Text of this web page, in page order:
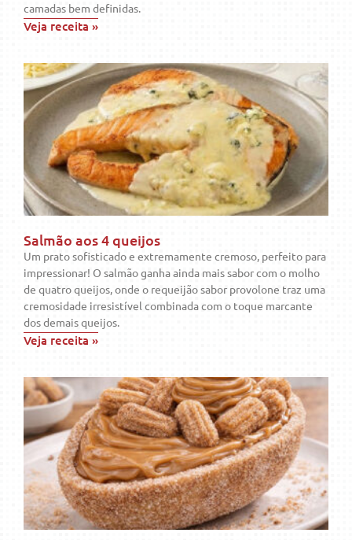
camadas bem definidas.
Veja receita »
Salmão aos 4 queijos
Um prato sofisticado e extremamente cremoso, perfeito para
impressionar! O salmão ganha ainda mais sabor com o molho
de quatro queijos, onde o requeijão sabor provolone traz uma
cremosidade irresistível combinada com o toque marcante
dos demais queijos.
Veja receita »